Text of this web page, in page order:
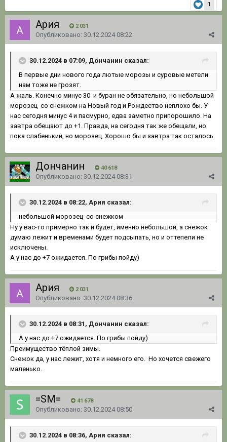
1
Ария 2 031
Опубликовано: 30.12.2024 08:22
30.12.2024 в 07:09, Дончанин сказал:
В первые дни нового года лютые морозы и суровые метели
нам тоже не грозят.
А жаль. Конечно минус 30 и буран не обязательно, но небольшой
морозец со снежком на Новый год и Рождество неплохо бы. У
нас сегодня минус 4 и пасмурно, едва заметно припорошило. На
завтра обещают до +1. Правда, на сегодня так же обещали, но
пока слабенький, но морозец. Хорошо бы и завтра так осталось.
Дончанин 40 618
Опубликовано: 30.12.2024 08:31
30.12.2024 в 08:22, Ария сказал:
небольшой морозец со снежком
Ну у вас-то примерно так и будет, именно небольшой, а снежок
думаю лежит и временами будет подсыпать, но и оттепели не
исключены.
А у нас до +7 ожидается. По грибы пойду)
Ария 2 031
Опубликовано: 30.12.2024 08:36
30.12.2024 в 08:31, Дончанин сказал:
А у нас до +7 ожидается. По грибы пойду)
Преимущество тёплой зимы.
Снежок да, у нас лежит, хотя и немного его. Но хочется свежего
маленько.
=SM= 41 678
Опубликовано: 30.12.2024 08:50
30.12.2024 в 08:36, Ария сказал: